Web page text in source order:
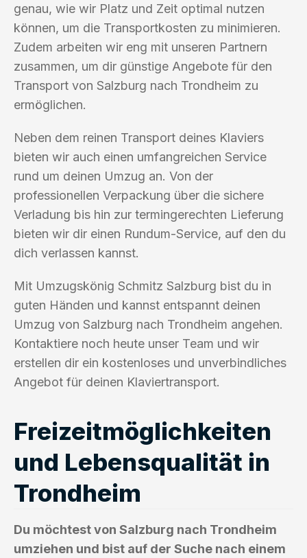
genau, wie wir Platz und Zeit optimal nutzen
können, um die Transportkosten zu minimieren.
Zudem arbeiten wir eng mit unseren Partnern
zusammen, um dir günstige Angebote für den
Transport von Salzburg nach Trondheim zu
ermöglichen.
Neben dem reinen Transport deines Klaviers
bieten wir auch einen umfangreichen Service
rund um deinen Umzug an. Von der
professionellen Verpackung über die sichere
Verladung bis hin zur termingerechten Lieferung
bieten wir dir einen Rundum-Service, auf den du
dich verlassen kannst.
Mit Umzugskönig Schmitz Salzburg bist du in
guten Händen und kannst entspannt deinen
Umzug von Salzburg nach Trondheim angehen.
Kontaktiere noch heute unser Team und wir
erstellen dir ein kostenloses und unverbindliches
Angebot für deinen Klaviertransport.
Freizeitmöglichkeiten
und Lebensqualität in
Trondheim
Du möchtest von Salzburg nach Trondheim
umziehen und bist auf der Suche nach einem